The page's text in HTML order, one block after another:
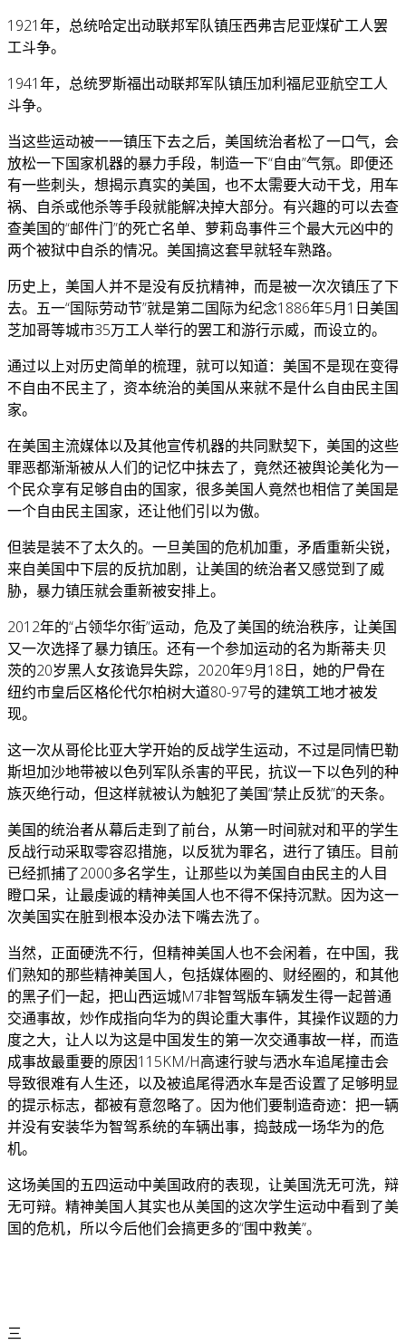
1921年，总统哈定出动联邦军队镇压西弗吉尼亚煤矿工人罢
工斗争。
1941年，总统罗斯福出动联邦军队镇压加利福尼亚航空工人
斗争。
当这些运动被一一镇压下去之后，美国统治者松了一口气，会
放松一下国家机器的暴力手段，制造一下“自由”气氛。即便还
有一些刺头，想揭示真实的美国，也不太需要大动干戈，用车
祸、自杀或他杀等手段就能解决掉大部分。有兴趣的可以去查
查美国的“邮件门”的死亡名单、萝莉岛事件三个最大元凶中的
两个被狱中自杀的情况。美国搞这套早就轻车熟路。
历史上，美国人并不是没有反抗精神，而是被一次次镇压了下
去。五一“国际劳动节”就是第二国际为纪念1886年5月1日美国
芝加哥等城市35万工人举行的罢工和游行示威，而设立的。
通过以上对历史简单的梳理，就可以知道：美国不是现在变得
不自由不民主了，资本统治的美国从来就不是什么自由民主国
家。
在美国主流媒体以及其他宣传机器的共同默契下，美国的这些
罪恶都渐渐被从人们的记忆中抹去了，竟然还被舆论美化为一
个民众享有足够自由的国家，很多美国人竟然也相信了美国是
一个自由民主国家，还让他们引以为傲。
但装是装不了太久的。一旦美国的危机加重，矛盾重新尖锐，
来自美国中下层的反抗加剧，让美国的统治者又感觉到了威
胁，暴力镇压就会重新被安排上。
2012年的“占领华尔街”运动，危及了美国的统治秩序，让美国
又一次选择了暴力镇压。还有一个参加运动的名为斯蒂夫·贝
茨的20岁黑人女孩诡异失踪，2020年9月18日，她的尸骨在
纽约市皇后区格伦代尔柏树大道80-97号的建筑工地才被发
现。
这一次从哥伦比亚大学开始的反战学生运动，不过是同情巴勒
斯坦加沙地带被以色列军队杀害的平民，抗议一下以色列的种
族灭绝行动，但这样就被认为触犯了美国“禁止反犹”的天条。
美国的统治者从幕后走到了前台，从第一时间就对和平的学生
反战行动采取零容忍措施，以反犹为罪名，进行了镇压。目前
已经抓捕了2000多名学生，让那些以为美国自由民主的人目
瞪口呆，让最虔诚的精神美国人也不得不保持沉默。因为这一
次美国实在脏到根本没办法下嘴去洗了。
当然，正面硬洗不行，但精神美国人也不会闲着，在中国，我
们熟知的那些精神美国人，包括媒体圈的、财经圈的，和其他
的黑子们一起，把山西运城M7非智驾版车辆发生得一起普通
交通事故，炒作成指向华为的舆论重大事件，其操作议题的力
度之大，让人以为这是中国发生的第一次交通事故一样，而造
成事故最重要的原因115KM/H高速行驶与洒水车追尾撞击会
导致很难有人生还，以及被追尾得洒水车是否设置了足够明显
的提示标志，都被有意忽略了。因为他们要制造奇迹：把一辆
并没有安装华为智驾系统的车辆出事，捣鼓成一场华为的危
机。
这场美国的五四运动中美国政府的表现，让美国洗无可洗，辩
无可辩。精神美国人其实也从美国的这次学生运动中看到了美
国的危机，所以今后他们会搞更多的“围中救美”。
三